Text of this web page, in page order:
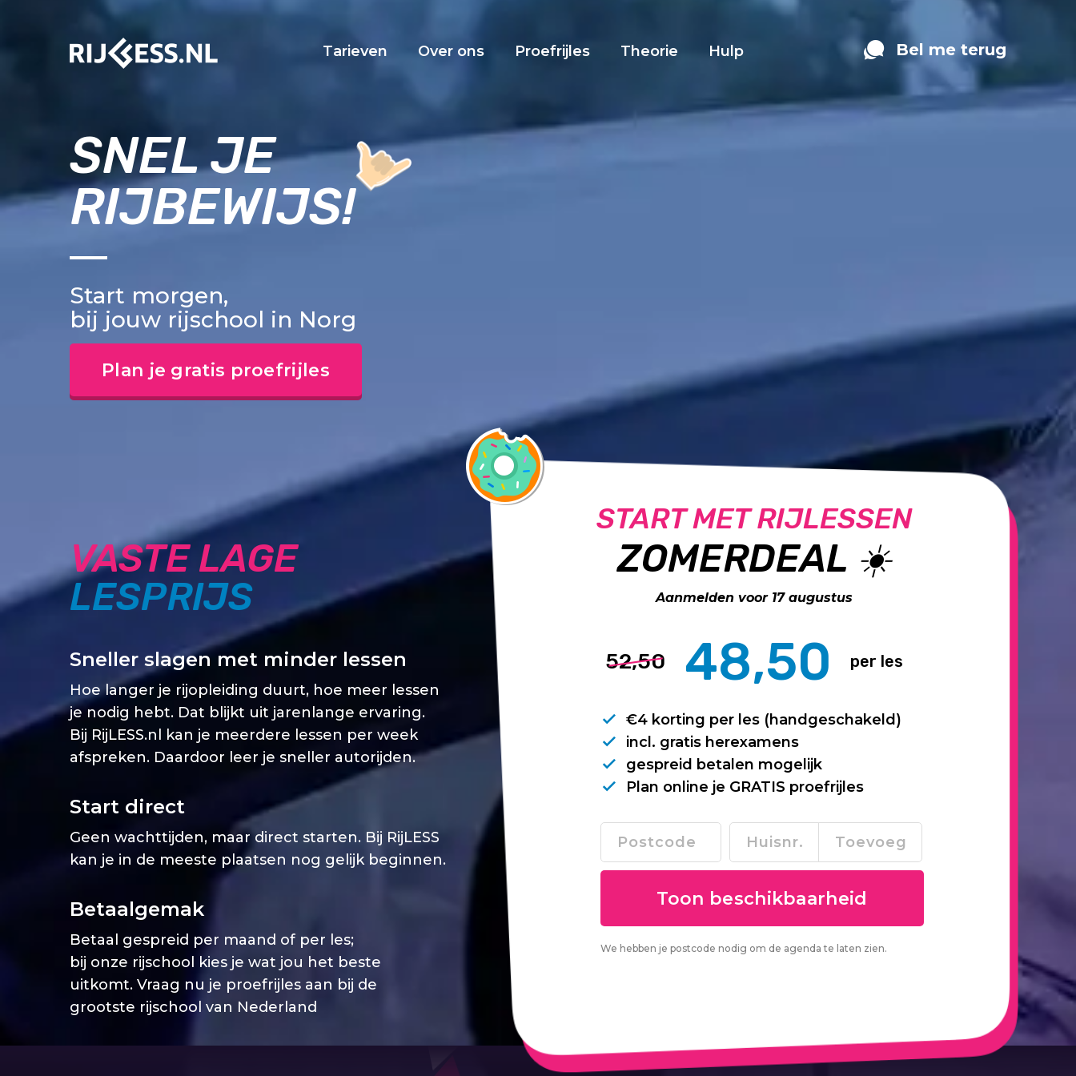
Tarieven Over ons Proefrijles Theorie Hulp Bel me terug
SNEL JE
RIJBEWIJS!
Start morgen,
bij jouw rijschool in Norg
Plan je gratis proefrijles
START MET RIJLESSEN
ZOMERDEAL ☀️
Aanmelden voor 17 augustus
52,50 48,50 per les
€4 korting per les (handgeschakeld)
incl. gratis herexamens
gespreid betalen mogelijk
Plan online je GRATIS proefrijles
We hebben je postcode nodig om de agenda te laten zien.
VASTE LAGE
LESPRIJS
Sneller slagen met minder lessen
Hoe langer je rijopleiding duurt, hoe meer lessen
je nodig hebt. Dat blijkt uit jarenlange ervaring.
Bij RijLESS.nl kan je meerdere lessen per week
afspreken. Daardoor leer je sneller autorijden.
Start direct
Geen wachttijden, maar direct starten. Bij RijLESS
kan je in de meeste plaatsen nog gelijk beginnen.
Betaalgemak
Betaal gespreid per maand of per les;
bij onze rijschool kies je wat jou het beste
uitkomt. Vraag nu je proefrijles aan bij de
grootste rijschool van Nederland